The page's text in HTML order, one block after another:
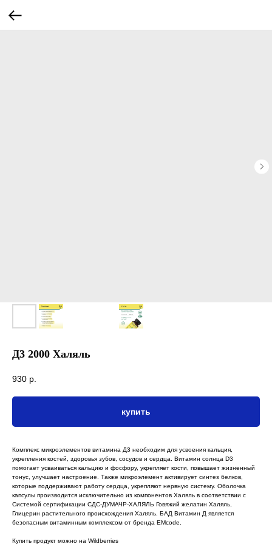
Д3 2000 Халяль
930 р.
купить
Комплекс микроэлементов витамина Д3 необходим для усвоения кальция,
укрепления костей, здоровья зубов, сосудов и сердца. Витамин солнца D3
помогает усваиваться кальцию и фосфору, укрепляет кости, повышает жизненный
тонус, улучшает настроение. Также микроэлемент активирует синтез белков,
которые поддерживают работу сердца, укрепляют нервную систему. Оболочка
капсулы производится исключительно из компонентов Халяль в соответствии с
Системой сертификации СДС-ДУМАЧР-ХАЛЯЛЬ Говяжий желатин Халяль,
Глицерин растительного происхождения Халяль. БАД Витамин Д является
безопасным витаминным комплексом от бренда EMcode.
Купить продукт можно на Wildberries